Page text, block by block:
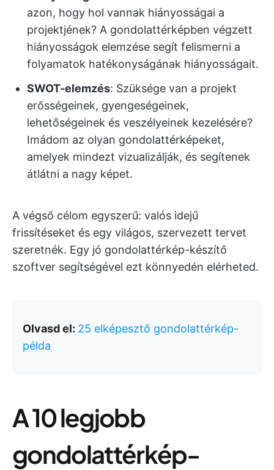
azon, hogy hol vannak hiányosságai a
projektjének? A gondolattérképben végzett
hiányosságok elemzése segít felismerni a
folyamatok hatékonyságának hiányosságait.
SWOT-elemzés: Szüksége van a projekt
erősségeinek, gyengeségeinek,
lehetőségeinek és veszélyeinek kezelésére?
Imádom az olyan gondolattérképeket,
amelyek mindezt vizualizálják, és segítenek
átlátni a nagy képet.
A végső célom egyszerű: valós idejű
frissítéseket és egy világos, szervezett tervet
szeretnék. Egy jó gondolattérkép-készítő
szoftver segítségével ezt könnyedén elérheted.
Olvasd el: 25 elképesztő gondolattérkép-
példa
A 10 legjobb
gondolattérkép-